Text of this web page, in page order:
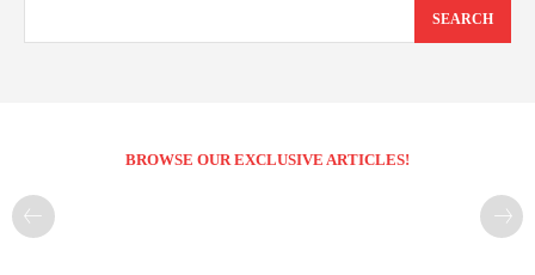
SEARCH
BROWSE OUR EXCLUSIVE ARTICLES!